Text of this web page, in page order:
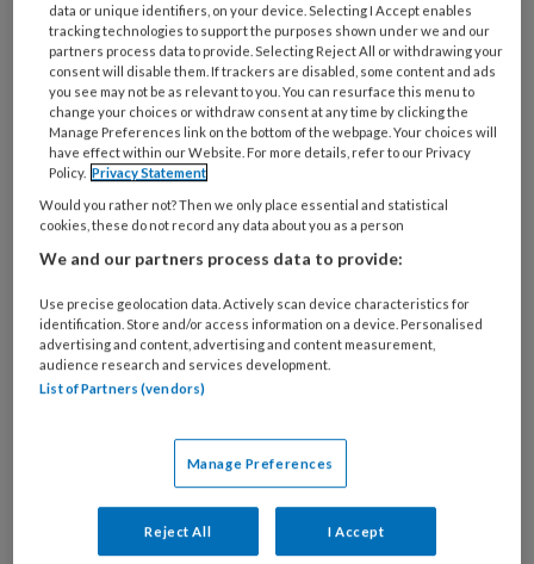
ouders’
Meer artikelen
Premium artikelen
speciaal voor
abonnees
data or unique identifiers, on your device. Selecting I Accept enables
tracking technologies to support the purposes shown under we and our
partners process data to provide. Selecting Reject All or withdrawing your
consent will disable them. If trackers are disabled, some content and ads
you see may not be as relevant to you. You can resurface this menu to
change your choices or withdraw consent at any time by clicking the
Manage Preferences link on the bottom of the webpage. Your choices will
have effect within our Website. For more details, refer to our Privacy
Policy. Privacy Statement
Would you rather not? Then we only place essential and statistical
cookies, these do not record any data about you as a person
We and our partners process data to provide:
Use precise geolocation data. Actively scan device characteristics for
identification. Store and/or access information on a device. Personalised
advertising and content, advertising and content measurement,
audience research and services development.
List of Partners (vendors)
Manage Preferences
Reject All I Accept